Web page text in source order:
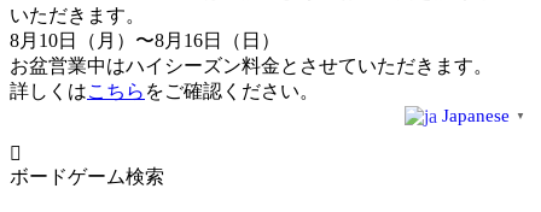
いただきます。
8月10日（月）〜8月16日（日）
お盆営業中はハイシーズン料金とさせていただきます。
詳しくはこちら をご確認ください。
Japanese ▼
ボードゲーム検索